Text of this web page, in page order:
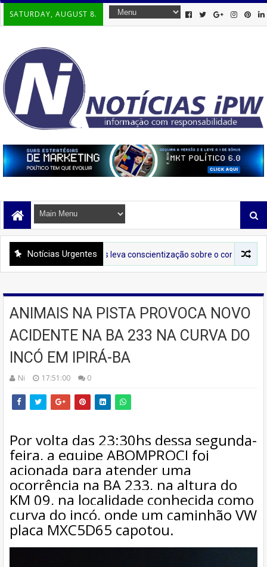
SATURDAY, AUGUST 8.
Notícias Urgentes
Tenda Lilás leva conscientização sobre o combate à violência
ANIMAIS NA PISTA PROVOCA NOVO
ACIDENTE NA BA 233 NA CURVA DO
INCÓ EM IPIRÁ-BA
Ni 17:51:00 0
Por volta das 23:30hs dessa segunda-
feira, a equipe ABOMPROCI foi
acionada para atender uma
ocorrência na BA 233, na altura do
KM 09, na localidade conhecida como
curva do incó, onde um caminhão VW
placa MXC5D65 capotou.